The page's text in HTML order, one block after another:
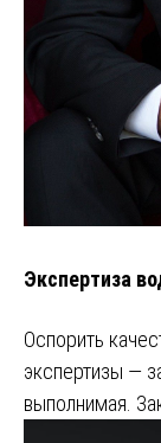
Экспертиза
Оспорить
экспертизы —
выполнимая.